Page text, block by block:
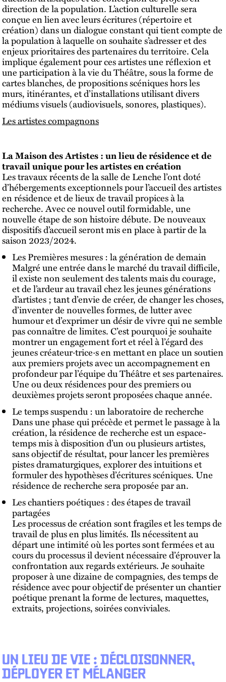
direction de la population. L’action culturelle sera
conçue en lien avec leurs écritures (répertoire et
création) dans un dialogue constant qui tient compte de
la population à laquelle on souhaite s’adresser et des
enjeux prioritaires des partenaires du territoire. Cela
implique également pour ces artistes une réflexion et
une participation à la vie du Théâtre, sous la forme de
cartes blanches, de propositions scéniques hors les
murs, itinérantes, et d’installations utilisant divers
médiums visuels (audiovisuels, sonores, plastiques).
Les artistes compagnons
La Maison des Artistes : un lieu de résidence et de
travail unique pour les artistes en création
Les travaux récents de la salle de Lenche l’ont doté
d’hébergements exceptionnels pour l’accueil des artistes
en résidence et de lieux de travail propices à la
recherche. Avec ce nouvel outil formidable, une
nouvelle étape de son histoire débute. De nouveaux
dispositifs d’accueil seront mis en place à partir de la
saison 2023/2024.
Les Premières mesures : la génération de demain
Malgré une entrée dans le marché du travail difficile,
il existe non seulement des talents mais du courage,
et de l’ardeur au travail chez les jeunes générations
d’artistes ; tant d’envie de créer, de changer les choses,
d’inventer de nouvelles formes, de lutter avec
humour et d’exprimer un désir de vivre qui ne semble
pas connaître de limites. C’est pourquoi je souhaite
montrer un engagement fort et réel à l’égard des
jeunes créateur·trice·s en mettant en place un soutien
aux premiers projets avec un accompagnement en
profondeur par l’équipe du Théâtre et ses partenaires.
Une ou deux résidences pour des premiers ou
deuxièmes projets seront proposées chaque année.
Le temps suspendu : un laboratoire de recherche
Dans une phase qui précède et permet le passage à la
création, la résidence de recherche est un espace-
temps mis à disposition d’un ou plusieurs artistes,
sans objectif de résultat, pour lancer les premières
pistes dramaturgiques, explorer des intuitions et
formuler des hypothèses d’écritures scéniques. Une
résidence de recherche sera proposée par an.
Les chantiers poétiques : des étapes de travail
partagées
Les processus de création sont fragiles et les temps de
travail de plus en plus limités. Ils nécessitent au
départ une intimité où les portes sont fermées et au
cours du processus il devient nécessaire d’éprouver la
confrontation aux regards extérieurs. Je souhaite
proposer à une dizaine de compagnies, des temps de
résidence avec pour objectif de présenter un chantier
poétique prenant la forme de lectures, maquettes,
extraits, projections, soirées conviviales.
UN LIEU DE VIE : DÉCLOISONNER,
DÉPLOYER ET MÉLANGER